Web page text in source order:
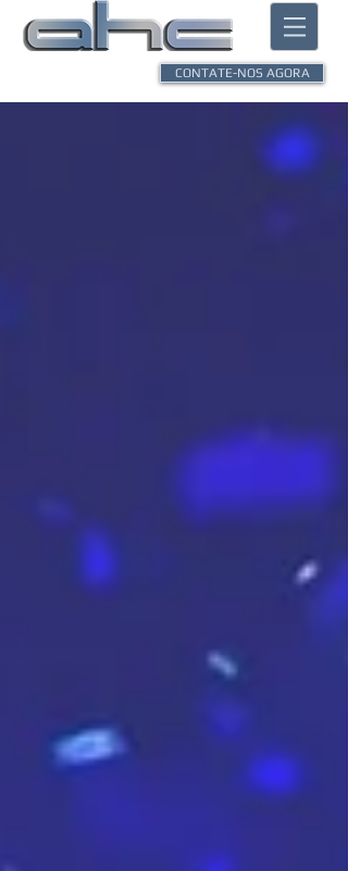
CONTATE-NOS AGORA